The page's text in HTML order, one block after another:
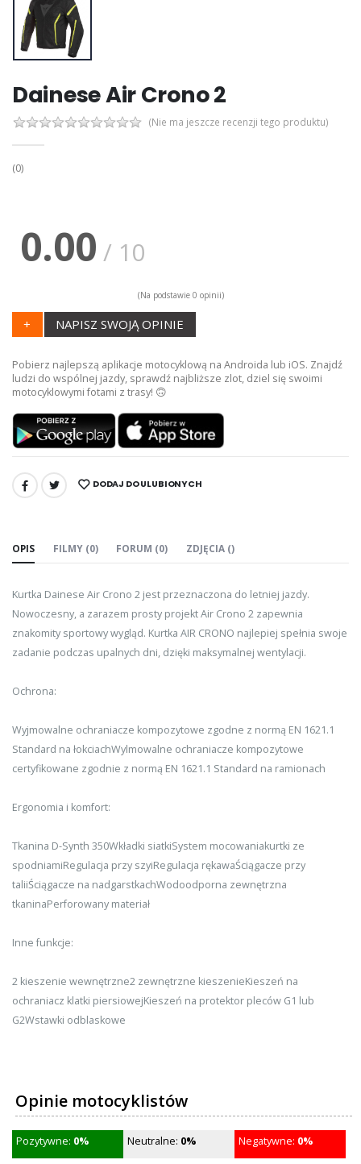
Dainese Air Crono 2
(Nie ma jeszcze recenzji tego produktu)
(0)
0.00 / 10
(Na podstawie 0 opinii)
+ NAPISZ SWOJĄ OPINIE
Pobierz najlepszą aplikacje motocyklową na Androida lub iOS. Znajdź
ludzi do wspólnej jazdy, sprawdź najbliższe zlot, dziel się swoimi
motocyklowymi fotami z trasy! 🙃
UDOSTĘPNIJ: DODAJ DO ULUBIONYCH
OPIS FILMY (0) FORUM (0) ZDJĘCIA ()
Kurtka Dainese Air Crono 2 jest przeznaczona do letniej jazdy.
Nowoczesny, a zarazem prosty projekt Air Crono 2 zapewnia
znakomity sportowy wygląd. Kurtka AIR CRONO najlepiej spełnia swoje
zadanie podczas upalnych dni, dzięki maksymalnej wentylacji.
Ochrona:
Wyjmowalne ochraniacze kompozytowe zgodne z normą EN 1621.1
Standard na łokciachWylmowalne ochraniacze kompozytowe
certyfikowane zgodnie z normą EN 1621.1 Standard na ramionach
Ergonomia i komfort:
Tkanina D-Synth 350Wkładki siatkiSystem mocowaniakurtki ze
spodniamiRegulacja przy szyiRegulacja rękawaŚciągacze przy
taliiŚciągacze na nadgarstkachWodoodporna zewnętrzna
tkaninaPerforowany materiał
Inne funkcje:
2 kieszenie wewnętrzne2 zewnętrzne kieszenieKieszeń na
ochraniacz klatki piersiowejKieszeń na protektor pleców G1 lub
G2Wstawki odblaskowe
Opinie motocyklistów
Pozytywne: 0% Neutralne: 0% Negatywne: 0%